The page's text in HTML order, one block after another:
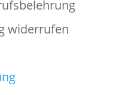
widerrufen